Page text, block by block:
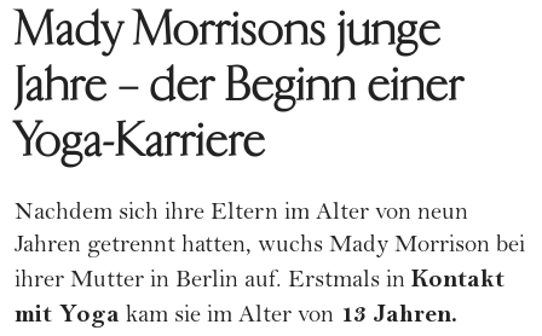
Mady Morrisons junge
Jahre – der Beginn einer
Yoga-Karriere
Nachdem sich ihre Eltern im Alter von neun
Jahren getrennt hatten, wuchs Mady Morrison bei
ihrer Mutter in Berlin auf. Erstmals in Kontakt
mit Yoga kam sie im Alter von 13 Jahren.